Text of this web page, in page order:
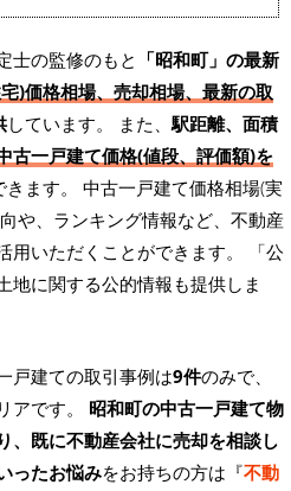
士の監修のもと 「昭和町」の最新
)価格相場、売却相場、最新の取
しています。 また、駅距離、面積
古一戸建て価格(値段、評価額)を
きます。 中古一戸建て価格相場(実
や、ランキング情報など、不動産
用いただくことができます。
「公
地に関する公的情報も提供しま
戸建ての取引事例は9件のみで、
アです。 昭和町の中古一戸建て物
、既に不動産会社に売却を相談し
ったお悩みをお持ちの方は『不動